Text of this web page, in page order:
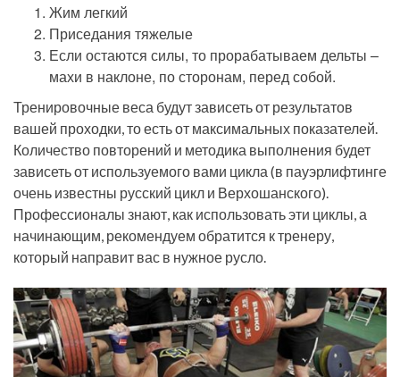
Жим легкий
Приседания тяжелые
Если остаются силы, то прорабатываем дельты –
махи в наклоне, по сторонам, перед собой.
Тренировочные веса будут зависеть от результатов
вашей проходки, то есть от максимальных показателей.
Количество повторений и методика выполнения будет
зависеть от используемого вами цикла (в пауэрлифтинге
очень известны русский цикл и Верхошанского).
Профессионалы знают, как использовать эти циклы, а
начинающим, рекомендуем обратится к тренеру,
который направит вас в нужное русло.